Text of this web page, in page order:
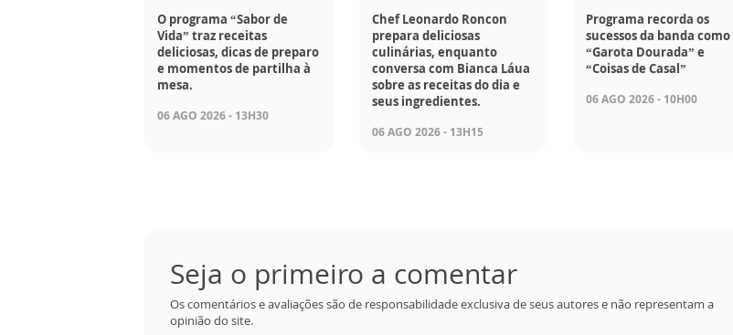
O programa “Sabor de
Vida” traz receitas
deliciosas, dicas de preparo
e momentos de partilha à
mesa.
06 AGO 2026 - 13H30
Chef Leonardo Roncon
prepara deliciosas
culinárias, enquanto
conversa com Bianca Láua
sobre as receitas do dia e
seus ingredientes.
06 AGO 2026 - 13H15
Programa recorda os
sucessos da banda como
“Garota Dourada” e
“Coisas de Casal”
06 AGO 2026 - 10H00
Seja o primeiro a comentar
Os comentários e avaliações são de responsabilidade exclusiva de seus autores e não representam a
opinião do site.